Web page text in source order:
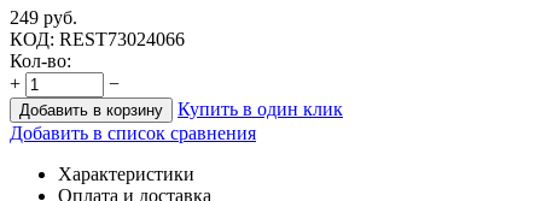
249 руб.
КОД: REST73024066
Кол-во:
+
−
Добавить в корзину
Купить в один клик
Добавить в список сравнения
Характеристики
Оплата и доставка